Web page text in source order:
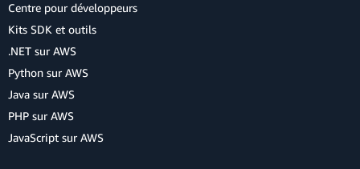
Centre pour développeurs
Kits SDK et outils
.NET sur AWS
Python sur AWS
Java sur AWS
PHP sur AWS
JavaScript sur AWS